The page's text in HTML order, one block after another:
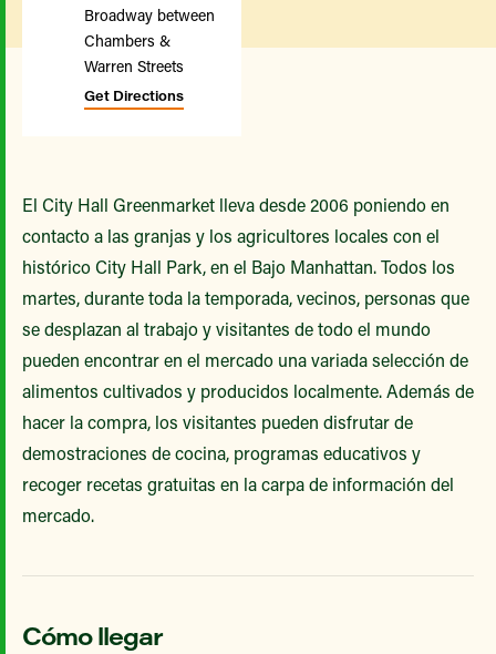
Broadway between
Chambers &
Warren Streets
Get Directions
El City Hall Greenmarket lleva desde 2006 poniendo en
contacto a las granjas y los agricultores locales con el
histórico City Hall Park, en el Bajo Manhattan. Todos los
martes, durante toda la temporada, vecinos, personas que
se desplazan al trabajo y visitantes de todo el mundo
pueden encontrar en el mercado una variada selección de
alimentos cultivados y producidos localmente. Además de
hacer la compra, los visitantes pueden disfrutar de
demostraciones de cocina, programas educativos y
recoger recetas gratuitas en la carpa de información del
mercado.
Cómo llegar